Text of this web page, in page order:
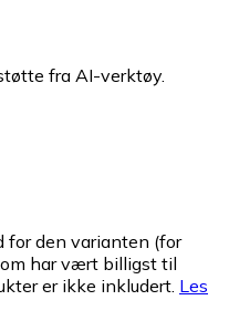
fra AI-verktøy.
for den varianten (for
har vært billigst til
er ikke inkludert. Les